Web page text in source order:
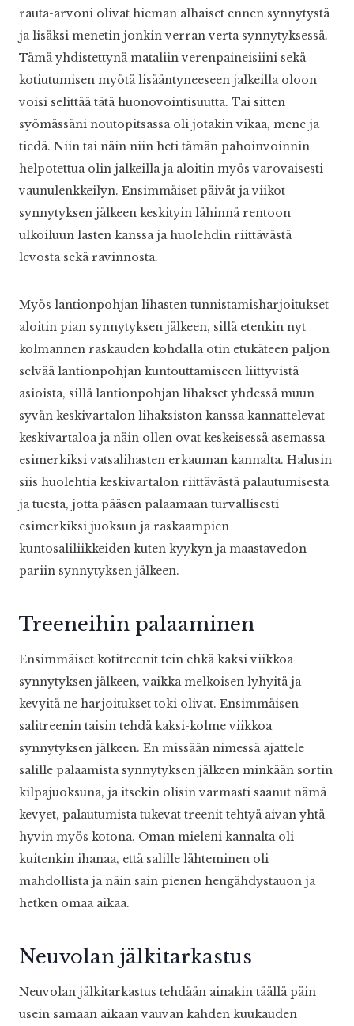
rauta-arvoni olivat hieman alhaiset ennen synnytystä
ja lisäksi menetin jonkin verran verta synnytyksessä.
Tämä yhdistettynä mataliin verenpaineisiini sekä
kotiutumisen myötä lisääntyneeseen jalkeilla oloon
voisi selittää tätä huonovointisuutta. Tai sitten
syömässäni noutopitsassa oli jotakin vikaa, mene ja
tiedä. Niin tai näin niin heti tämän pahoinvoinnin
helpotettua olin jalkeilla ja aloitin myös varovaisesti
vaunulenkkeilyn. Ensimmäiset päivät ja viikot
synnytyksen jälkeen keskityin lähinnä rentoon
ulkoiluun lasten kanssa ja huolehdin riittävästä
levosta sekä ravinnosta.
Myös lantionpohjan lihasten tunnistamisharjoitukset
aloitin pian synnytyksen jälkeen, sillä etenkin nyt
kolmannen raskauden kohdalla otin etukäteen paljon
selvää lantionpohjan kuntouttamiseen liittyvistä
asioista, sillä lantionpohjan lihakset yhdessä muun
syvän keskivartalon lihaksiston kanssa kannattelevat
keskivartaloa ja näin ollen ovat keskeisessä asemassa
esimerkiksi vatsalihasten erkauman kannalta. Halusin
siis huolehtia keskivartalon riittävästä palautumisesta
ja tuesta, jotta pääsen palaamaan turvallisesti
esimerkiksi juoksun ja raskaampien
kuntosaliliikkeiden kuten kyykyn ja maastavedon
pariin synnytyksen jälkeen.
Treeneihin palaaminen
Ensimmäiset kotitreenit tein ehkä kaksi viikkoa
synnytyksen jälkeen, vaikka melkoisen lyhyitä ja
kevyitä ne harjoitukset toki olivat. Ensimmäisen
salitreenin taisin tehdä kaksi-kolme viikkoa
synnytyksen jälkeen. En missään nimessä ajattele
salille palaamista synnytyksen jälkeen minkään sortin
kilpajuoksuna, ja itsekin olisin varmasti saanut nämä
kevyet, palautumista tukevat treenit tehtyä aivan yhtä
hyvin myös kotona. Oman mieleni kannalta oli
kuitenkin ihanaa, että salille lähteminen oli
mahdollista ja näin sain pienen hengähdystauon ja
hetken omaa aikaa.
Neuvolan jälkitarkastus
Neuvolan jälkitarkastus tehdään ainakin täällä päin
usein samaan aikaan vauvan kahden kuukauden